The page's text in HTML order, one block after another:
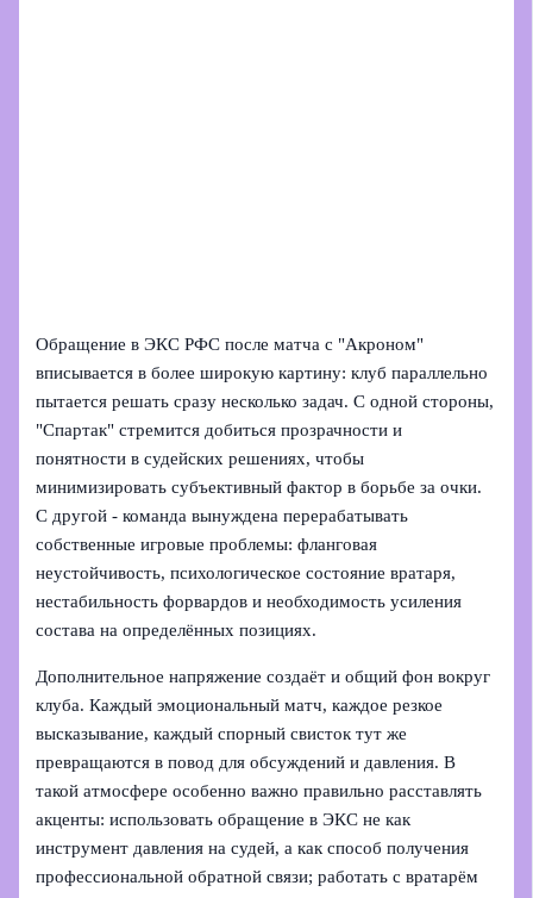
Обращение в ЭКС РФС после матча с "Акроном"
вписывается в более широкую картину: клуб параллельно
пытается решать сразу несколько задач. С одной стороны,
"Спартак" стремится добиться прозрачности и
понятности в судейских решениях, чтобы
минимизировать субъективный фактор в борьбе за очки.
С другой - команда вынуждена перерабатывать
собственные игровые проблемы: фланговая
неустойчивость, психологическое состояние вратаря,
нестабильность форвардов и необходимость усиления
состава на определённых позициях.
Дополнительное напряжение создаёт и общий фон вокруг
клуба. Каждый эмоциональный матч, каждое резкое
высказывание, каждый спорный свисток тут же
превращаются в повод для обсуждений и давления. В
такой атмосфере особенно важно правильно расставлять
акценты: использовать обращение в ЭКС не как
инструмент давления на судей, а как способ получения
профессиональной обратной связи; работать с вратарём